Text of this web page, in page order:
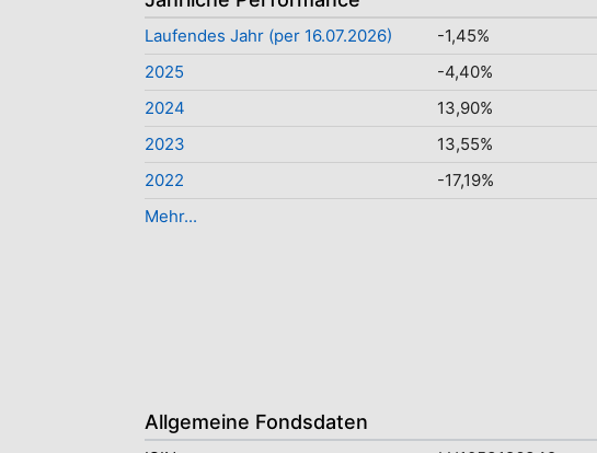
Laufendes Jahr (per 16.07.2026)
-1,45%
2025
-4,40%
2024
13,90%
2023
13,55%
2022
-17,19%
Mehr...
Allgemeine Fondsdaten